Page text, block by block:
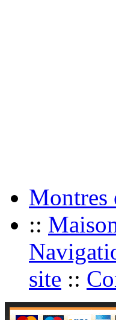
Montres
::
site ::